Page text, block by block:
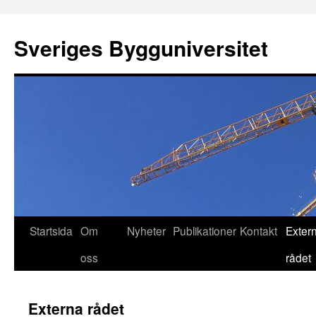
Sveriges Bygguniversitet
Startsida Om
oss
Nyheter Publikationer Kontakt
rådet
Externa rådet